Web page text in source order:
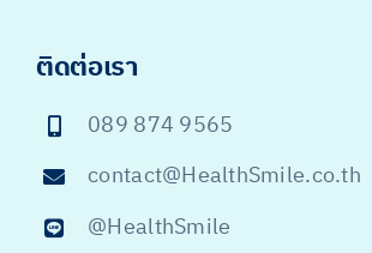
ติดต่อเรา
089 874 9565
contact@HealthSmile.co.th
@HealthSmile